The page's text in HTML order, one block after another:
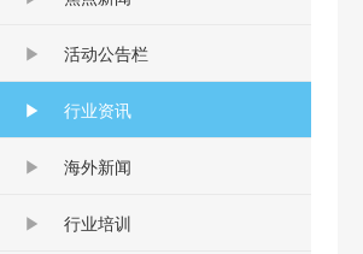
活动公告栏
行业资讯
海外新闻
行业培训